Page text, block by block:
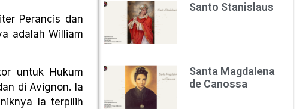
Perancis dan
adalah William
untuk Hukum
di Avignon. Ia
Ia terpilih
Santo Stanislaus
Santa Magdalena
de Canossa